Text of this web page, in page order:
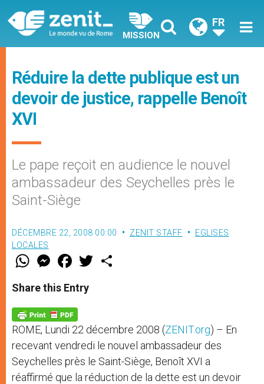
MISSION
FR
Réduire la dette publique est un
devoir de justice, rappelle Benoît
XVI
Le pape reçoit en audience le nouvel
ambassadeur des Seychelles près le
Saint-Siège
DÉCEMBRE 22, 2008 00:00 ZENIT STAFF
EGLISES
LOCALES
W
t
s
p
p
M
e
s
e
g
e
r
F
a
e
b
o
k
w
Share this Entry
ROME, Lundi 22 décembre 2008 (ZENIT.org) – En
recevant vendredi le nouvel ambassadeur des
Seychelles près le Saint-Siège, Benoît XVI a
réaffirmé que la réduction de la dette est un devoir